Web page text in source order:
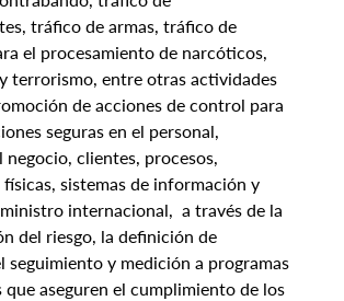
tráfico de armas, tráfico de
el procesamiento de narcóticos,
terrorismo, entre otras actividades
de acciones de control para
seguras en el personal,
negocio, clientes, procesos,
sistemas de información y
internacional,  a través de la
del riesgo, la definición de
seguimiento y medición a programas
que aseguren el cumplimiento de los